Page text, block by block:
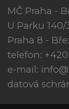
MČ Praha -
U Parku 140/
Praha 8 -
telefon: +420
e-mail:
datová